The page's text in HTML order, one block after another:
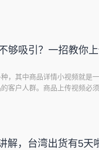
主题活动】接口中，你可以
够吸引？一招教你上
，其中商品详情小视频就是
客户人群。商品上传视频必
载方法。（app是买卖家通
解，台湾出货有5天